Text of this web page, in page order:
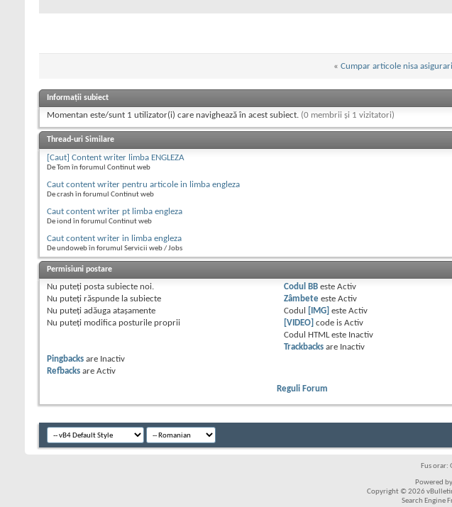
« Cumpar articole nisa
Informații subiect
Momentan este/sunt 1 utilizator(i) care navighează în acest subiect. (0 membrii și 1 vizitatori)
Thread-uri Similare
[Caut] Content writer limba ENGLEZA
De Tom în forumul Continut web
Caut content writer pentru articole in limba engleza
De crash în forumul Continut web
Caut content writer pt limba engleza
De iond în forumul Continut web
Caut content writer in limba engleza
De undoweb în forumul Servicii web / Jobs
Permisiuni postare
Nu puteţi posta subiecte noi.
Nu puteţi răspunde la subiecte
Nu puteţi adăuga ataşamente
Nu puteţi modifica posturile proprii
Codul BB esteActiv
Zâmbete esteActiv
Codul
[IMG] esteActiv
[VIDEO] code isActiv
Codul HTML este Inactiv
Trackbacks are Inactiv
Pingbacks are Inactiv
Refbacks are Activ
Reguli Forum
Fus orar:
Powered
Copyright © 2026
Search Engine